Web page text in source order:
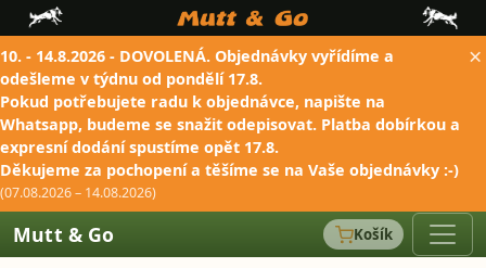
10. - 14.8.2026 - DOVOLENÁ. Objednávky vyřídíme a
odešleme v týdnu od pondělí 17.8.
Pokud potřebujete radu k objednávce, napište na
Whatsapp, budeme se snažit odepisovat. Platba dobírkou a
expresní dodání spustíme opět 17.8.
Děkujeme za pochopení a těšíme se na Vaše objednávky :-)
(07.08.2026 – 14.08.2026)
×
Mutt & Go Košík